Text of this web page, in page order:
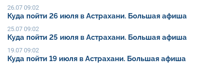
26.07 09:02
Куда пойти 26 июля в Астрахани. Большая афиша
25.07 09:02
Куда пойти 25 июля в Астрахани. Большая афиша
19.07 09:02
Куда пойти 19 июля в Астрахани. Большая афиша